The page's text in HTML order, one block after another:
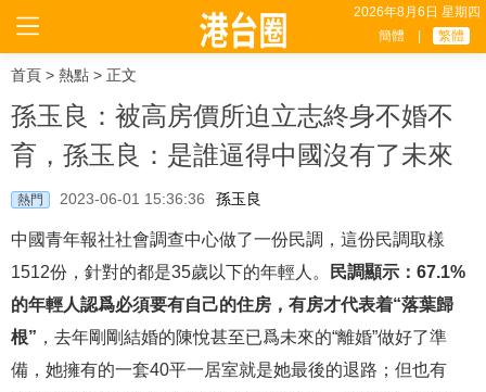
2026年8月6日 星期四
簡體
繁體
首頁 > 熱點 > 正文
孫玉良：被高房價所迫立志終身不婚不
育，孫玉良：是誰逼得中國沒有了未來
熱門 2023-06-01 15:36:36 孫玉良
中國青年報社社會調查中心做了一份民調，這份民調取樣
1512份，針對的都是35歲以下的年輕人。
民調顯示：67.1%
的年輕人認爲必須要有自己的住房，有房才代表着“落葉歸
根” ，去年剛剛結婚的陳悅甚至已爲未來的“離婚”做好了準
備，她擁有的一套40平一居室就是她最後的退路；但也有